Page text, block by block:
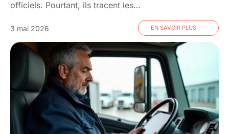
officiels. Pourtant, ils tracent les…
3 mai 2026 EN SAVOIR PLUS